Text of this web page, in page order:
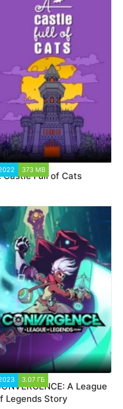
373 MB
Castle Full of Cats
3.07 ГБ
A League
Legends Story